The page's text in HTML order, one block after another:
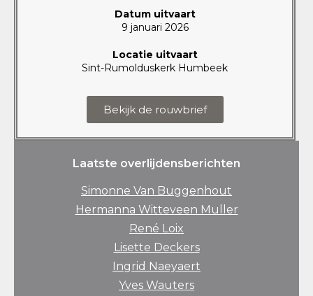
Datum uitvaart
9 januari 2026
Locatie uitvaart
Sint-Rumolduskerk Humbeek
Bekijk de rouwbrief
Laatste overlijdensberichten
Simonne Van Buggenhout
Hermanna Witteveen Muller
René Loix
Lisette Deckers
Ingrid Naeyaert
Yves Wauters